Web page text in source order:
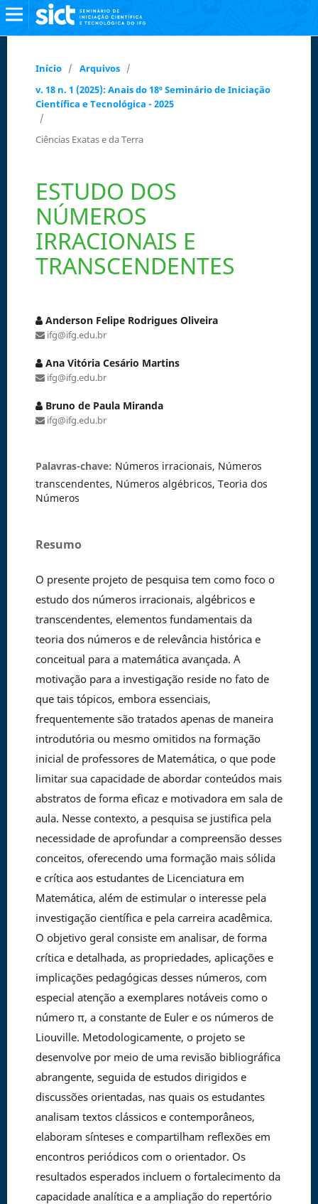
Início / Arquivos /
v. 18 n. 1 (2025): Anais do 18º Seminário de Iniciação
Científica e Tecnológica - 2025
/
Ciências Exatas e da Terra
ESTUDO DOS
NÚMEROS
IRRACIONAIS E
TRANSCENDENTES
Anderson Felipe Rodrigues Oliveira
ifg@ifg.edu.br
Ana Vitória Cesário Martins
ifg@ifg.edu.br
Bruno de Paula Miranda
ifg@ifg.edu.br
Palavras-chave: Números irracionais, Números
transcendentes, Números algébricos, Teoria dos
Números
Resumo
O presente projeto de pesquisa tem como foco o
estudo dos números irracionais, algébricos e
transcendentes, elementos fundamentais da
teoria dos números e de relevância histórica e
conceitual para a matemática avançada. A
motivação para a investigação reside no fato de
que tais tópicos, embora essenciais,
frequentemente são tratados apenas de maneira
introdutória ou mesmo omitidos na formação
inicial de professores de Matemática, o que pode
limitar sua capacidade de abordar conteúdos mais
abstratos de forma eficaz e motivadora em sala de
aula. Nesse contexto, a pesquisa se justifica pela
necessidade de aprofundar a compreensão desses
conceitos, oferecendo uma formação mais sólida
e crítica aos estudantes de Licenciatura em
Matemática, além de estimular o interesse pela
investigação científica e pela carreira acadêmica.
O objetivo geral consiste em analisar, de forma
crítica e detalhada, as propriedades, aplicações e
implicações pedagógicas desses números, com
especial atenção a exemplares notáveis como o
número π, a constante de Euler e os números de
Liouville. Metodologicamente, o projeto se
desenvolve por meio de uma revisão bibliográfica
abrangente, seguida de estudos dirigidos e
discussões orientadas, nas quais os estudantes
analisam textos clássicos e contemporâneos,
elaboram sínteses e compartilham reflexões em
encontros periódicos com o orientador. Os
resultados esperados incluem o fortalecimento da
capacidade analítica e a ampliação do repertório